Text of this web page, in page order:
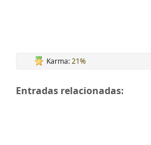
Karma:21%
Entradas relacionadas: